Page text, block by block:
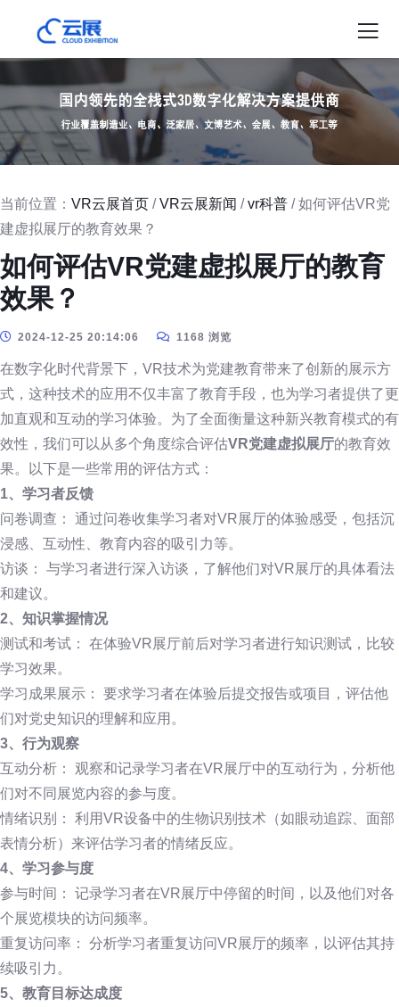
当前位置： VR云展首页 /VR云展新闻 /vr科普 / 如何评估VR党
建虚拟展厅的教育效果？
如何评估VR党建虚拟展厅的教育
效果？
2024-12-25 20:14:06 1168 浏览
在数字化时代背景下，VR技术为党建教育带来了创新的展示方
式，这种技术的应用不仅丰富了教育手段，也为学习者提供了更
加直观和互动的学习体验。为了全面衡量这种新兴教育模式的有
效性，我们可以从多个角度综合评估VR党建虚拟展厅的教育效
果。
以下是一些常用的评估方式：
1、学习者反馈
问卷调查： 通过问卷收集学习者对VR展厅的体验感受，包括沉
浸感、互动性、教育内容的吸引力等。
访谈： 与学习者进行深入访谈，了解他们对VR展厅的具体看法
和建议。
2、知识掌握情况
测试和考试： 在体验VR展厅前后对学习者进行知识测试，比较
学习效果。
学习成果展示： 要求学习者在体验后提交报告或项目，评估他
们对党史知识的理解和应用。
3、行为观察
互动分析： 观察和记录学习者在VR展厅中的互动行为，分析他
们对不同展览内容的参与度。
情绪识别： 利用VR设备中的生物识别技术（如眼动追踪、面部
表情分析）来评估学习者的情绪反应。
4、学习参与度
参与时间： 记录学习者在VR展厅中停留的时间，以及他们对各
个展览模块的访问频率。
重复访问率： 分析学习者重复访问VR展厅的频率，以评估其持
续吸引力。
5、教育目标达成度